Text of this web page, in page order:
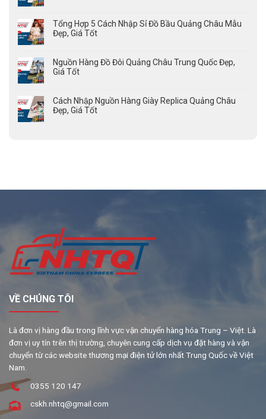
Tổng Hợp 5 Cách Nhập Sỉ Đồ Bầu Quảng Châu Mẫu
Đẹp, Giá Tốt
Nguồn Hàng Đồ Đôi Quảng Châu Trung Quốc Đẹp,
Giá Tốt
Cách Nhập Nguồn Hàng Giày Replica Quảng Châu
Đẹp, Giá Tốt
VỀ CHÚNG TÔI
Là đơn vị hàng đầu trong lĩnh vực vận chuyển hàng hóa Trung – Việt. Là
đơn vị uy tín trên thị trường, chuyên cung cấp dịch vụ đặt hàng và vận
chuyển từ các website thương mại điện tử lớn nhất Trung Quốc về Việt
Nam.
0355 120 147
cskh.nhtq@gmail.com